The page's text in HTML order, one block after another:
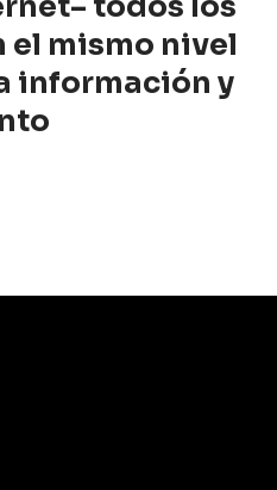
el mismo nivel
información y